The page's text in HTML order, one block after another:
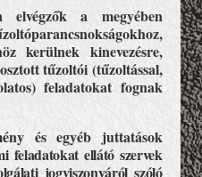
elvégzők a megyében
kerülnek kinevezésre,
tűzoltói (tűzoltással,
feladatokat fognak
és egyéb juttatások
feladatokat ellátó szervek
jogviszonyáról szóló